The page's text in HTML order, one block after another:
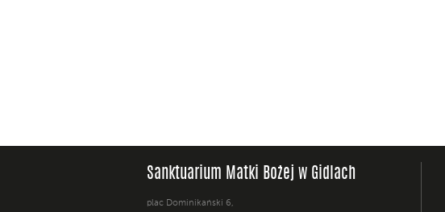
Sanktuarium Matki Bożej w Gidlach
plac Dominikański 6,